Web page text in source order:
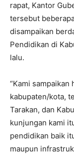
rapat, Kantor
tersebut
disampaikan
Pendidikan di
lalu.
“Kami sampaikan
kabupaten/kota,
Tarakan, dan
kunjungan kami
pendidikan baik
maupun